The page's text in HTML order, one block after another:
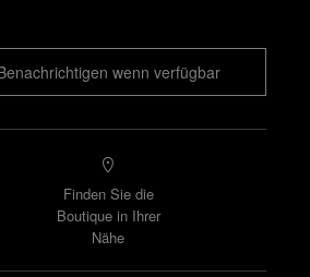
wenn verfügbar
Finden Sie die
Boutique in Ihrer
Nähe